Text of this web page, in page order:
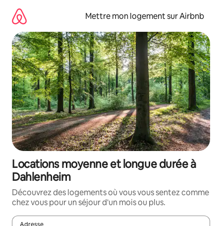
directement
contenu
Mettre mon logement sur Airbnb
Locations moyenne et longue durée à
Dahlenheim
Découvrez des logements où vous vous sentez comme
chez vous pour un séjour d'un mois ou plus.